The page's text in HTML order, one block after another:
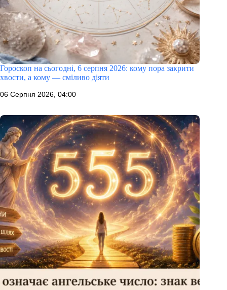
Гороскоп на сьогодні, 6 серпня 2026: кому пора закрити
хвости, а кому — сміливо діяти
06 Серпня 2026, 04:00